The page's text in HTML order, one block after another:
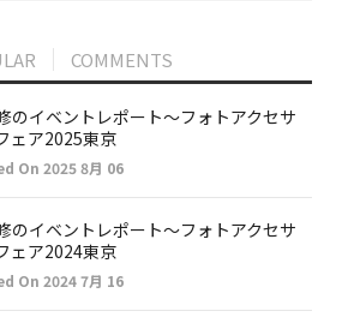
COMMENTS
のイベントレポート～フォトアクセサ
ェア2025東京
On 2025 8月 06
のイベントレポート～フォトアクセサ
ェア2024東京
On 2024 7月 16